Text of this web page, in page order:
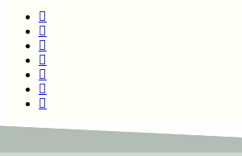
twitter
facebook
linkedin
youtube
instagram
phone
email